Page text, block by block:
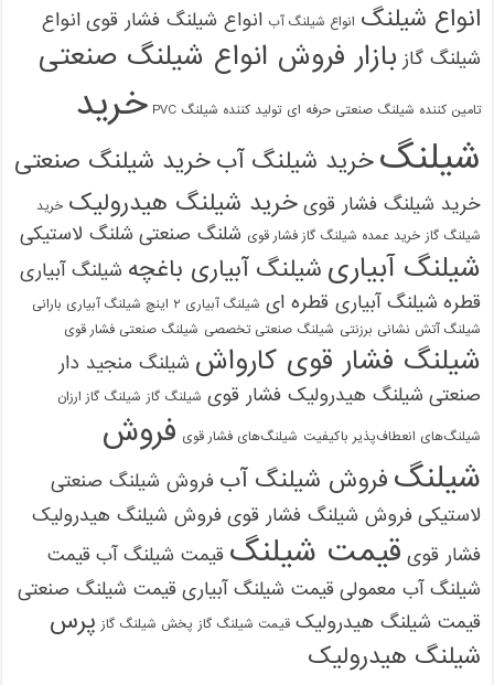
انواع شیلنگ انواع شیلنگ آب انواع شیلنگ فشار قوی انواع
شیلنگ گاز بازار فروش انواع شیلنگ صنعتی
تامین کننده شیلنگ صنعتی حرفه ای تولید کننده شیلنگ PVC
خرید
شیلنگخرید شیلنگ آبخرید شیلنگ صنعتی
خرید شیلنگ فشار قوی خرید شیلنگ هیدرولیک خرید
شیلنگ گاز خرید عمده شیلنگ گاز فشار قوی شلنگ صنعتی شلنگ لاستیکی
شیلنگ آبیاری شیلنگ آبیاری باغچه شیلنگ آبیاری
قطره شیلنگ آبیاری قطره ای شیلنگ آبیاری ۲ اینچ شیلنگ آبیاری بارانی
شیلنگ آتش نشانی برزنتی شیلنگ صنعتی تخصصی شیلنگ صنعتی فشار قوی
شیلنگ فشار قوی کارواش شیلنگ منجید دار
صنعتی شیلنگ هیدرولیک فشار قوی شیلنگ گاز شیلنگ گاز ارزان
شیلنگ‌های انعطاف‌پذیر باکیفیت شیلنگ‌های فشار قوی فروش
شیلنگ فروش شیلنگ آب فروش شیلنگ صنعتی
لاستیکی فروش شیلنگ فشار قوی فروش شیلنگ هیدرولیک
فشار قوی قیمت شیلنگ قیمت شیلنگ آب قیمت
شیلنگ آب معمولی قیمت شیلنگ آبیاری قیمت شیلنگ صنعتی
قیمت شیلنگ هیدرولیک قیمت شیلنگ گاز پخش شیلنگ گاز پرس
شیلنگ هیدرولیک